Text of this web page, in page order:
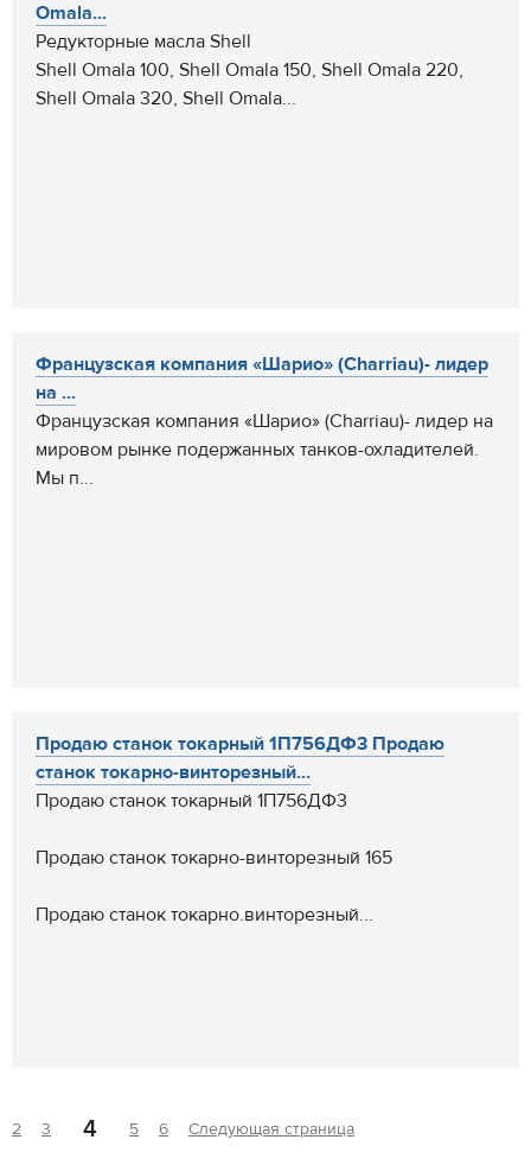
Omala...
Редукторные масла Shell
Shell Omala 100, Shell Omala 150, Shell Omala 220,
Shell Omala 320, Shell Omala...
Французская компания «Шарио» (Charriau)- лидер
на ...
Французская компания «Шарио» (Charriau)- лидер на
мировом рынке подержанных танков-охладителей.
Мы п...
Продаю станок токарный 1П756ДФ3 Продаю
станок токарно-винторезный...
Продаю станок токарный 1П756ДФ3
Продаю станок токарно-винторезный 165
Продаю станок токарно.винторезный...
2 3 4 5 6 Следующая страница